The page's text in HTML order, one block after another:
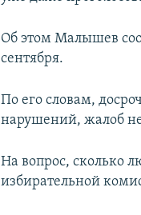
Об этом Малышев
сентября.
По его словам,
нарушений, жалоб не
На вопрос, сколько
избирательной